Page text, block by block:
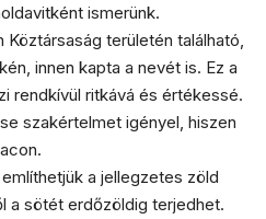
ismerünk.
területén található,
innen kapta a nevét is. Ez a
rendkívül ritkává és értékessé.
szakértelmet igényel, hiszen
a jellegzetes zöld
a sötét erdőzöldig terjedhet.